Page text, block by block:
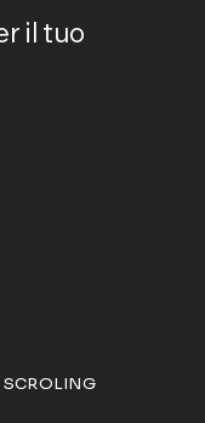
il tuo
SCROLING